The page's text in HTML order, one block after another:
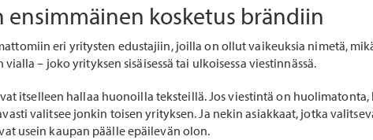
ensimmäinen kosketus brändiin
eri yritysten edustajiin, joilla on ollut vaikeuksia nimetä,
– joko yrityksen sisäisessä tai ulkoisessa viestinnässä.
itselleen hallaa huonoilla teksteillä. Jos viestintä on
valitsee jonkin toisen yrityksen. Ja nekin asiakkaat, jotka
usein kaupan päälle epäilevän olon.